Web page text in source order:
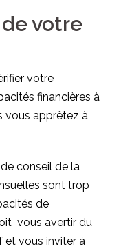
votre
votre
financières à
vous apprêtez à
conseil de la
sont trop
de
vous avertir du
et vous inviter à